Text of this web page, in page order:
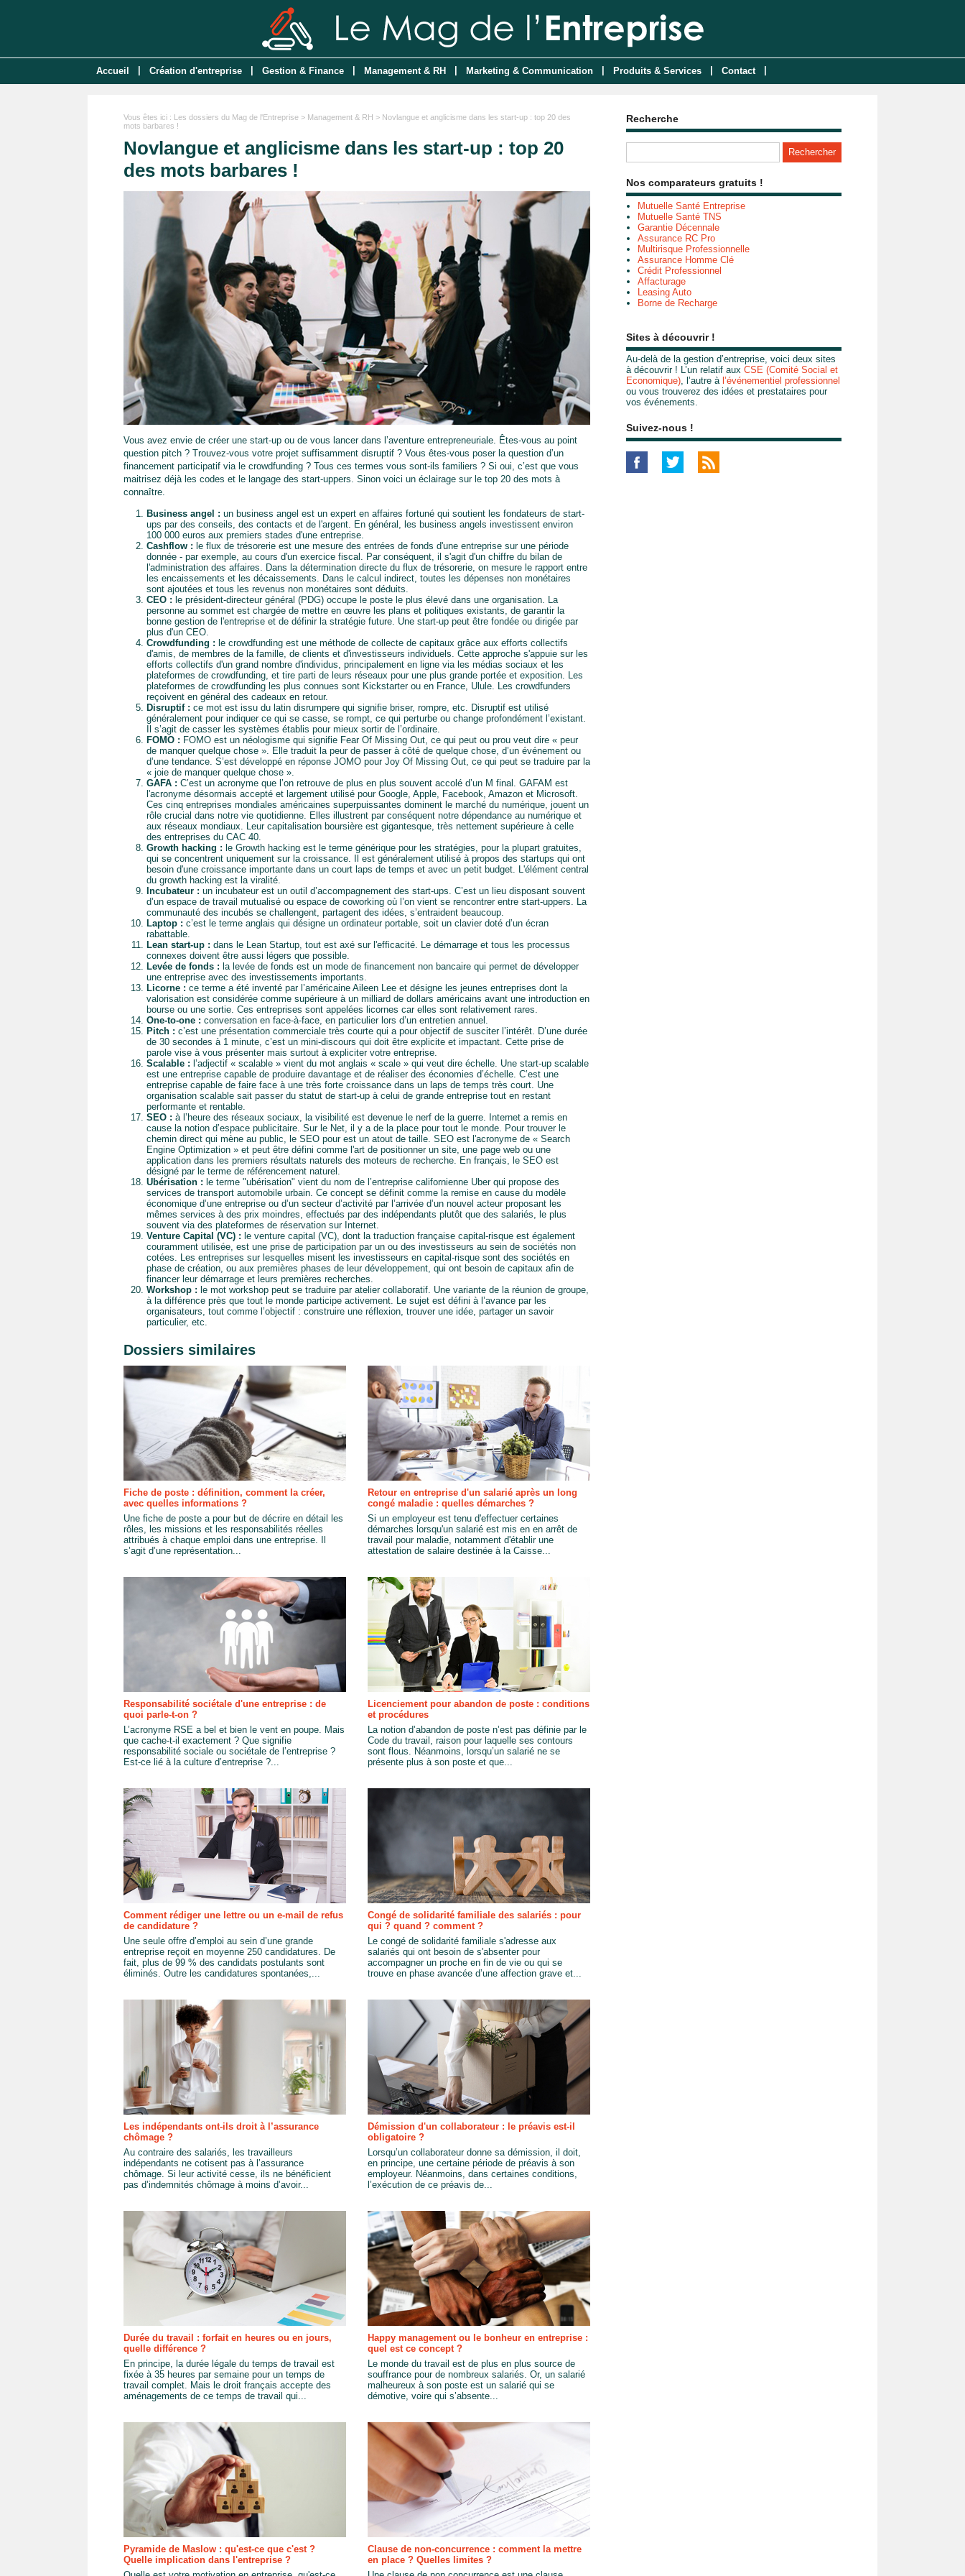
Accueil Création d'entreprise Gestion & Finance Management & RH Marketing & Communication Produits & Services Contact
Vous êtes ici : Les dossiers du Mag de l'Entreprise > Management & RH > Novlangue et anglicisme dans les start-up : top 20 des
mots barbares !
Novlangue et anglicisme dans les start-up : top 20
des mots barbares !
Vous avez envie de créer une start-up ou de vous lancer dans l’aventure entrepreneuriale. Êtes-vous au point
question pitch ? Trouvez-vous votre projet suffisamment disruptif ? Vous êtes-vous poser la question d’un
financement participatif via le crowdfunding ? Tous ces termes vous sont-ils familiers ? Si oui, c’est que vous
maitrisez déjà les codes et le langage des start-uppers. Sinon voici un éclairage sur le top 20 des mots à
connaître.
Business angel : un business angel est un expert en affaires fortuné qui soutient les fondateurs de start-
ups par des conseils, des contacts et de l'argent. En général, les business angels investissent environ
100 000 euros aux premiers stades d'une entreprise.
Cashflow : le flux de trésorerie est une mesure des entrées de fonds d'une entreprise sur une période
donnée - par exemple, au cours d'un exercice fiscal. Par conséquent, il s'agit d'un chiffre du bilan de
l'administration des affaires. Dans la détermination directe du flux de trésorerie, on mesure le rapport entre
les encaissements et les décaissements. Dans le calcul indirect, toutes les dépenses non monétaires
sont ajoutées et tous les revenus non monétaires sont déduits.
CEO : le président-directeur général (PDG) occupe le poste le plus élevé dans une organisation. La
personne au sommet est chargée de mettre en œuvre les plans et politiques existants, de garantir la
bonne gestion de l'entreprise et de définir la stratégie future. Une start-up peut être fondée ou dirigée par
plus d'un CEO.
Crowdfunding : le crowdfunding est une méthode de collecte de capitaux grâce aux efforts collectifs
d'amis, de membres de la famille, de clients et d'investisseurs individuels. Cette approche s'appuie sur les
efforts collectifs d'un grand nombre d'individus, principalement en ligne via les médias sociaux et les
plateformes de crowdfunding, et tire parti de leurs réseaux pour une plus grande portée et exposition. Les
plateformes de crowdfunding les plus connues sont Kickstarter ou en France, Ulule. Les crowdfunders
reçoivent en général des cadeaux en retour.
Disruptif : ce mot est issu du latin disrumpere qui signifie briser, rompre, etc. Disruptif est utilisé
généralement pour indiquer ce qui se casse, se rompt, ce qui perturbe ou change profondément l’existant.
Il s’agit de casser les systèmes établis pour mieux sortir de l’ordinaire.
FOMO : FOMO est un néologisme qui signifie Fear Of Missing Out, ce qui peut ou prou veut dire « peur
de manquer quelque chose ». Elle traduit la peur de passer à côté de quelque chose, d’un événement ou
d’une tendance. S’est développé en réponse JOMO pour Joy Of Missing Out, ce qui peut se traduire par la
« joie de manquer quelque chose ».
GAFA : C’est un acronyme que l’on retrouve de plus en plus souvent accolé d’un M final. GAFAM est
l'acronyme désormais accepté et largement utilisé pour Google, Apple, Facebook, Amazon et Microsoft.
Ces cinq entreprises mondiales américaines superpuissantes dominent le marché du numérique, jouent un
rôle crucial dans notre vie quotidienne. Elles illustrent par conséquent notre dépendance au numérique et
aux réseaux mondiaux. Leur capitalisation boursière est gigantesque, très nettement supérieure à celle
des entreprises du CAC 40.
Growth hacking : le Growth hacking est le terme générique pour les stratégies, pour la plupart gratuites,
qui se concentrent uniquement sur la croissance. Il est généralement utilisé à propos des startups qui ont
besoin d'une croissance importante dans un court laps de temps et avec un petit budget. L'élément central
du growth hacking est la viralité.
Incubateur : un incubateur est un outil d’accompagnement des start-ups. C’est un lieu disposant souvent
d’un espace de travail mutualisé ou espace de coworking où l’on vient se rencontrer entre start-uppers. La
communauté des incubés se challengent, partagent des idées, s’entraident beaucoup.
Laptop : c’est le terme anglais qui désigne un ordinateur portable, soit un clavier doté d’un écran
rabattable.
Lean start-up : dans le Lean Startup, tout est axé sur l'efficacité. Le démarrage et tous les processus
connexes doivent être aussi légers que possible.
Levée de fonds : la levée de fonds est un mode de financement non bancaire qui permet de développer
une entreprise avec des investissements importants.
Licorne : ce terme a été inventé par l’américaine Aileen Lee et désigne les jeunes entreprises dont la
valorisation est considérée comme supérieure à un milliard de dollars américains avant une introduction en
bourse ou une sortie. Ces entreprises sont appelées licornes car elles sont relativement rares.
One-to-one : conversation en face-à-face, en particulier lors d’un entretien annuel.
Pitch : c’est une présentation commerciale très courte qui a pour objectif de susciter l’intérêt. D’une durée
de 30 secondes à 1 minute, c’est un mini-discours qui doit être explicite et impactant. Cette prise de
parole vise à vous présenter mais surtout à expliciter votre entreprise.
Scalable : l’adjectif « scalable » vient du mot anglais « scale » qui veut dire échelle. Une start-up scalable
est une entreprise capable de produire davantage et de réaliser des économies d’échelle. C’est une
entreprise capable de faire face à une très forte croissance dans un laps de temps très court. Une
organisation scalable sait passer du statut de start-up à celui de grande entreprise tout en restant
performante et rentable.
SEO : à l’heure des réseaux sociaux, la visibilité est devenue le nerf de la guerre. Internet a remis en
cause la notion d’espace publicitaire. Sur le Net, il y a de la place pour tout le monde. Pour trouver le
chemin direct qui mène au public, le SEO pour est un atout de taille. SEO est l'acronyme de « Search
Engine Optimization » et peut être défini comme l'art de positionner un site, une page web ou une
application dans les premiers résultats naturels des moteurs de recherche. En français, le SEO est
désigné par le terme de référencement naturel.
Ubérisation : le terme "ubérisation" vient du nom de l’entreprise californienne Uber qui propose des
services de transport automobile urbain. Ce concept se définit comme la remise en cause du modèle
économique d’une entreprise ou d’un secteur d’activité par l’arrivée d’un nouvel acteur proposant les
mêmes services à des prix moindres, effectués par des indépendants plutôt que des salariés, le plus
souvent via des plateformes de réservation sur Internet.
Venture Capital (VC) : le venture capital (VC), dont la traduction française capital-risque est également
couramment utilisée, est une prise de participation par un ou des investisseurs au sein de sociétés non
cotées. Les entreprises sur lesquelles misent les investisseurs en capital-risque sont des sociétés en
phase de création, ou aux premières phases de leur développement, qui ont besoin de capitaux afin de
financer leur démarrage et leurs premières recherches.
Workshop : le mot workshop peut se traduire par atelier collaboratif. Une variante de la réunion de groupe,
à la différence près que tout le monde participe activement. Le sujet est défini à l’avance par les
organisateurs, tout comme l’objectif : construire une réflexion, trouver une idée, partager un savoir
particulier, etc.
Dossiers similaires
Fiche de poste : définition, comment la créer,
avec quelles informations ?
Une fiche de poste a pour but de décrire en détail les
rôles, les missions et les responsabilités réelles
attribués à chaque emploi dans une entreprise. Il
s’agit d’une représentation...
Retour en entreprise d'un salarié après un long
congé maladie : quelles démarches ?
Si un employeur est tenu d'effectuer certaines
démarches lorsqu'un salarié est mis en en arrêt de
travail pour maladie, notamment d'établir une
attestation de salaire destinée à la Caisse...
Responsabilité sociétale d'une entreprise : de
quoi parle-t-on ?
L’acronyme RSE a bel et bien le vent en poupe. Mais
que cache-t-il exactement ? Que signifie
responsabilité sociale ou sociétale de l’entreprise ?
Est-ce lié à la culture d’entreprise ?...
Licenciement pour abandon de poste : conditions
et procédures
La notion d’abandon de poste n’est pas définie par le
Code du travail, raison pour laquelle ses contours
sont flous. Néanmoins, lorsqu’un salarié ne se
présente plus à son poste et que...
Comment rédiger une lettre ou un e-mail de refus
de candidature ?
Une seule offre d’emploi au sein d’une grande
entreprise reçoit en moyenne 250 candidatures. De
fait, plus de 99 % des candidats postulants sont
éliminés. Outre les candidatures spontanées,...
Congé de solidarité familiale des salariés : pour
qui ? quand ? comment ?
Le congé de solidarité familiale s'adresse aux
salariés qui ont besoin de s'absenter pour
accompagner un proche en fin de vie ou qui se
trouve en phase avancée d’une affection grave et...
Les indépendants ont-ils droit à l’assurance
chômage ?
Au contraire des salariés, les travailleurs
indépendants ne cotisent pas à l’assurance
chômage. Si leur activité cesse, ils ne bénéficient
pas d’indemnités chômage à moins d’avoir...
Démission d'un collaborateur : le préavis est-il
obligatoire ?
Lorsqu’un collaborateur donne sa démission, il doit,
en principe, une certaine période de préavis à son
employeur. Néanmoins, dans certaines conditions,
l’exécution de ce préavis de...
Durée du travail : forfait en heures ou en jours,
quelle différence ?
En principe, la durée légale du temps de travail est
fixée à 35 heures par semaine pour un temps de
travail complet. Mais le droit français accepte des
aménagements de ce temps de travail qui...
Happy management ou le bonheur en entreprise :
quel est ce concept ?
Le monde du travail est de plus en plus source de
souffrance pour de nombreux salariés. Or, un salarié
malheureux à son poste est un salarié qui se
démotive, voire qui s’absente...
Pyramide de Maslow : qu'est-ce que c'est ?
Quelle implication dans l'entreprise ?
Clause de non-concurrence : comment la mettre
en place ? Quelles limites ?
Recherche
Nos comparateurs gratuits !
Mutuelle Santé Entreprise
Mutuelle Santé TNS
Garantie Décennale
Assurance RC Pro
Multirisque Professionnelle
Assurance Homme Clé
Crédit Professionnel
Affacturage
Leasing Auto
Borne de Recharge
Sites à découvrir !
Au-delà de la gestion d’entreprise, voici deux sites
à découvrir ! L’un relatif aux CSE (Comité Social et
Economique), l’autre à l’événementiel professionnel
ou vous trouverez des idées et prestataires pour
vos événements.
Suivez-nous !